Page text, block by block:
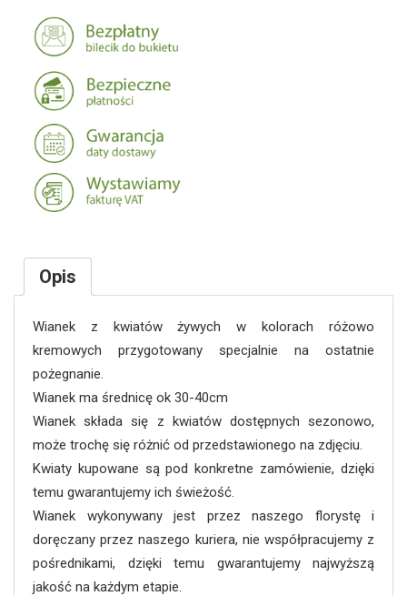
Wianek
różowo-
kremowy
Opis
Wianek z kwiatów żywych w kolorach różowo
kremowych przygotowany specjalnie na ostatnie
pożegnanie.
Wianek ma średnicę ok 30-40cm
Wianek składa się z kwiatów dostępnych sezonowo,
może trochę się różnić od przedstawionego na zdjęciu.
Kwiaty kupowane są pod konkretne zamówienie, dzięki
temu gwarantujemy ich świeżość.
Wianek wykonywany jest przez naszego florystę i
doręczany przez naszego kuriera, nie współpracujemy z
pośrednikami, dzięki temu gwarantujemy najwyższą
jakość na każdym etapie.